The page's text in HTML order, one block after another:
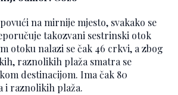
na mirnije mjesto, svakako se
takozvani sestrinski otok
otoku nalazi se čak 46 crkvi, a zbog
raznolikih plaža smatra se
destinacijom. Ima čak 80
i raznolikih plaža.